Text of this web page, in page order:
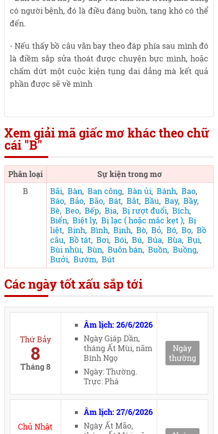
có người bệnh, đó là điều đáng buồn, tang khó có thể
đến.
- Nếu thấy bồ câu vằn bay theo đáp phía sau mình đó
là điềm sắp sửa thoát được chuyện bực mình, hoặc
chấm dứt một cuộc kiện tụng dai dẳng mà kết quả
phần được sẽ về mình
Xem giải mã giấc mơ khác theo chữ
cái "B"
Phân loại
Sự kiện trong mơ
B
Bãi, Bàn, Ban công, Bàn ủi, Bánh, Bao,
Báo, Bảo, Bão, Bát, Bắt, Bầu, Bay, Bầy,
Bè, Beo, Bếp, Bia, Bị rượt đuổi, Bích,
Biển, Biệt ly, Bị lạc ( hoặc mắc kẹt ), Bị
liệt, Binh, Bình, Bịnh, Bò, Bỏ, Bó, Bọ, Bồ
câu, Bồ tát, Bơi, Bói, Bú, Búa, Bùa, Bụi,
Bùi nhùi, Bùn, Buôn bán, Buồn, Buồng,
Bưởi, Bướm, Bút
Các ngày tốt xấu sắp tới
Thứ Bảy
8
Tháng 8
Âm lịch: 26/6/2026
Ngày Giáp Dần,
tháng Ất Mùi, năm
Bính Ngọ
Ngày: Thường.
Trực: Phá
Ngày
thường
Chủ Nhật
Âm lịch: 27/6/2026
Ngày Ất Mão,